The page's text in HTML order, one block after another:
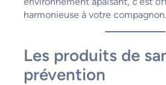
harmonieuse à votre compagnon.
Les produits de
prévention